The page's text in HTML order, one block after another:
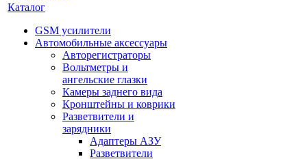
Каталог
GSM усилители
Автомобильные аксессуары
Авторегистраторы
Вольтметры и
ангельские глазки
Камеры заднего вида
Кронштейны и коврики
Разветвители и
зарядники
Адаптеры АЗУ
Разветвители